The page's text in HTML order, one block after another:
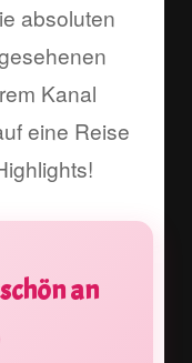
absoluten
Kanal
eine Reise
an